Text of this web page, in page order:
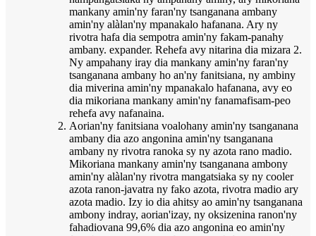
mankany amin'ny faran'ny tsanganana ambany
amin'ny alàlan'ny mpanakalo hafanana. Ary ny
rivotra hafa dia sempotra amin'ny fakam-panahy
ambany. expander. Rehefa avy nitarina dia mizara 2.
Ny ampahany iray dia mankany amin'ny faran'ny
tsanganana ambany ho an'ny fanitsiana, ny ambiny
dia miverina amin'ny mpanakalo hafanana, avy eo
dia mikoriana mankany amin'ny fanamafisam-peo
rehefa avy nafanaina.
Aorian'ny fanitsiana voalohany amin'ny tsanganana
ambany dia azo angonina amin'ny tsanganana
ambany ny rivotra ranoka sy ny azota rano madio.
Mikoriana mankany amin'ny tsanganana ambony
amin'ny alàlan'ny rivotra mangatsiaka sy ny cooler
azota ranon-javatra ny fako azota, rivotra madio ary
azota madio. Izy io dia ahitsy ao amin'ny tsanganana
ambony indray, aorian'izay, ny oksizenina ranon'ny
fahadiovana 99,6% dia azo angonina eo amin'ny